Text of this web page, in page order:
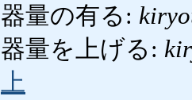
器量の有る:
器量を上げる:
上